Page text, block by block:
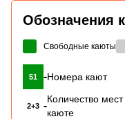
Обозначения
Свободные каюты
51 -Номера кают
2+3 -
Количество
каюте